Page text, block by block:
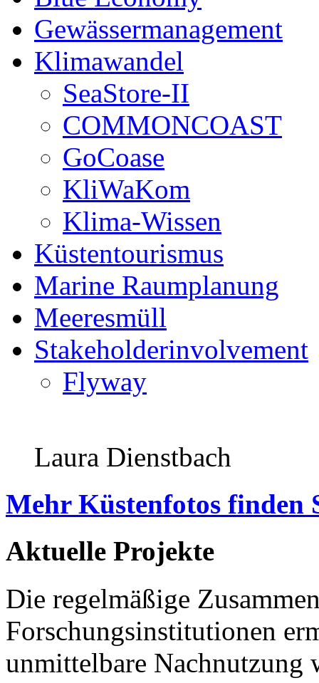
Gewässermanagement
Klimawandel
SeaStore-II
COMMONCOAST
GoCoase
KliWaKom
Klima-Wissen
Küstentourismus
Marine Raumplanung
Meeresmüll
Stakeholderinvolvement
Flyway
Laura Dienstbach
Mehr Küstenfotos finden
Aktuelle Projekte
Die regelmäßige
Forschungsinstitutionen
unmittelbare Nachnutzung